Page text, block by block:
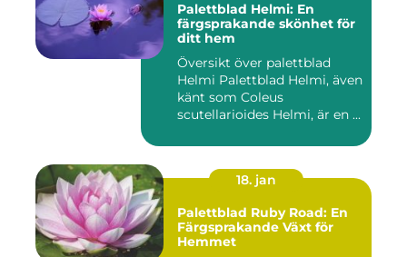
Palettblad Helmi: En
färgsprakande skönhet för
ditt hem
Översikt över palettblad
Helmi Palettblad Helmi, även
känt som Coleus
scutellarioides Helmi, är en ...
18. jan
Palettblad Ruby Road: En
Färgsprakande Växt för
Hemmet